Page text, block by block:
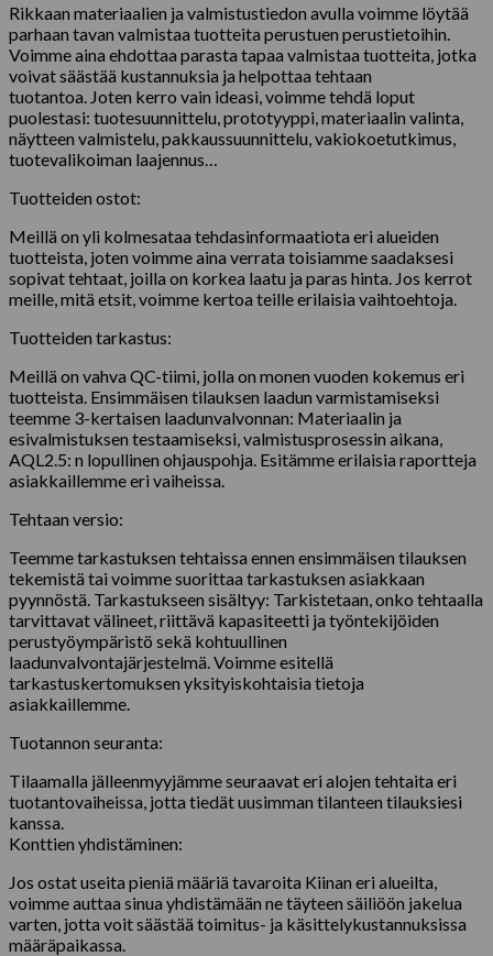
Rikkaan materiaalien ja valmistustiedon avulla voimme löytää
parhaan tavan valmistaa tuotteita perustuen perustietoihin.
Voimme aina ehdottaa parasta tapaa valmistaa tuotteita, jotka
voivat säästää kustannuksia ja helpottaa tehtaan
tuotantoa. Joten kerro vain ideasi, voimme tehdä loput
puolestasi: tuotesuunnittelu, prototyyppi, materiaalin valinta,
näytteen valmistelu, pakkaussuunnittelu, vakiokoetutkimus,
tuotevalikoiman laajennus…
Tuotteiden ostot:
Meillä on yli kolmesataa tehdasinformaatiota eri alueiden
tuotteista, joten voimme aina verrata toisiamme saadaksesi
sopivat tehtaat, joilla on korkea laatu ja paras hinta. Jos kerrot
meille, mitä etsit, voimme kertoa teille erilaisia ​​vaihtoehtoja.
Tuotteiden tarkastus:
Meillä on vahva QC-tiimi, jolla on monen vuoden kokemus eri
tuotteista. Ensimmäisen tilauksen laadun varmistamiseksi
teemme 3-kertaisen laadunvalvonnan: Materiaalin ja
esivalmistuksen testaamiseksi, valmistusprosessin aikana,
AQL2.5: n lopullinen ohjauspohja. Esitämme erilaisia ​​raportteja
asiakkaillemme eri vaiheissa.
Tehtaan versio:
Teemme tarkastuksen tehtaissa ennen ensimmäisen tilauksen
tekemistä tai voimme suorittaa tarkastuksen asiakkaan
pyynnöstä. Tarkastukseen sisältyy: Tarkistetaan, onko tehtaalla
tarvittavat välineet, riittävä kapasiteetti ja työntekijöiden
perustyöympäristö sekä kohtuullinen
laadunvalvontajärjestelmä. Voimme esitellä
tarkastuskertomuksen yksityiskohtaisia ​​tietoja
asiakkaillemme.
Tuotannon seuranta:
Tilaamalla jälleenmyyjämme seuraavat eri alojen tehtaita eri
tuotantovaiheissa, jotta tiedät uusimman tilanteen tilauksiesi
kanssa.
Konttien yhdistäminen:
Jos ostat useita pieniä määriä tavaroita Kiinan eri alueilta,
voimme auttaa sinua yhdistämään ne täyteen säiliöön jakelua
varten, jotta voit säästää toimitus- ja käsittelykustannuksissa
määräpaikassa.